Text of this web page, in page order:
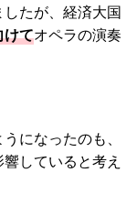
たが、経済大国
けてオペラの演奏
になったのも、
していると考え